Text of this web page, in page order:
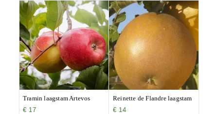
Tramin laagstam Artevos
€ 17
Reinette de Flandre laagstam
€ 14